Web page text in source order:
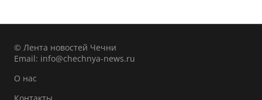
© Лента новостей Чечни
Email: info@chechnya-news.ru
О нас